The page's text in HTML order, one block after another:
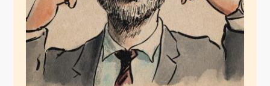
Buschmann
Juli 16, 2022